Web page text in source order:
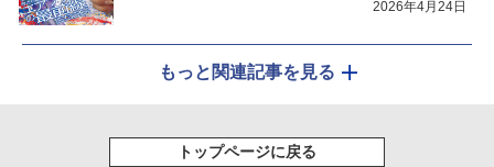
2026年4月24日
もっと関連記事を見る
トップページに戻る